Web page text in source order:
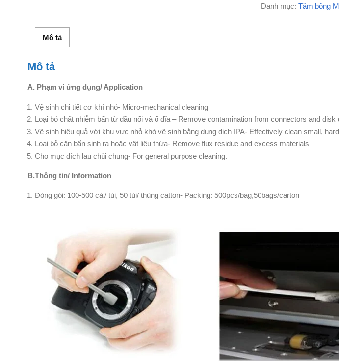
Danh mục: Tăm bông
Mô tả
Mô tả
A. Phạm vi ứng dụng/ Application
Vệ sinh chi tiết cơ khí nhỏ- Micro-mechanical cleaning
Loại bỏ chất nhiễm bẩn từ đầu nối và ổ đĩa – Remove contamination from connectors and disk
Vệ sinh hiệu quả với khu vực nhỏ khó vệ sinh bằng dung dich IPA- Effectively clean small,
Loại bỏ cặn bẩn sinh ra hoặc vật liệu thừa- Remove flux residue and excess materials
Cho mục đích lau chùi chung- For general purpose cleaning.
B.Thông tin/ Information
Đóng gói: 100-500 cái/ túi, 50 túi/ thùng catton- Packing: 500pcs/bag,50bags/carton